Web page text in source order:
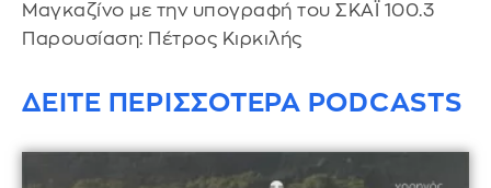
Μαγκαζίνο με την υπογραφή του ΣΚΑΪ 100.3
Παρουσίαση: Πέτρος Κιρκιλής
ΔΕΙΤΕ ΠΕΡΙΣΣΟΤΕΡΑ PODCASTS